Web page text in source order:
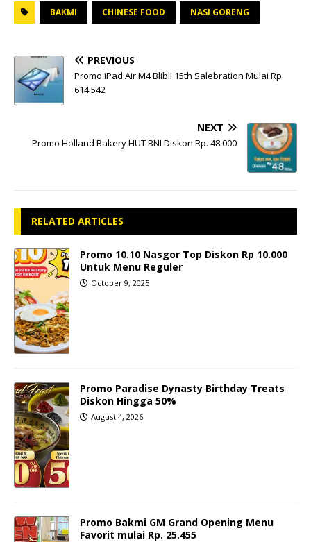
BAKMI CHINESE FOOD NASI GORENG
PREVIOUS
Promo iPad Air M4 Blibli 15th Salebration Mulai Rp.
614.542
NEXT
Promo Holland Bakery HUT BNI Diskon Rp. 48.000
RELATED ARTICLES
Promo 10.10 Nasgor Top Diskon Rp 10.000
Untuk Menu Reguler
October 9, 2025
Promo Paradise Dynasty Birthday Treats
Diskon Hingga 50%
August 4, 2026
Promo Bakmi GM Grand Opening Menu
Favorit mulai Rp. 25.455